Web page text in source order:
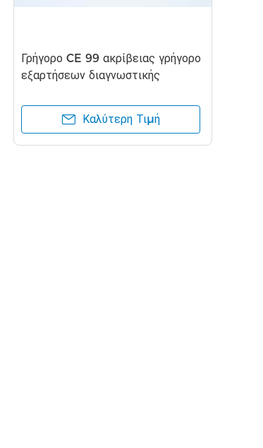
Γρήγορο CE 99 ακρίβειας γρήγορο
εξαρτήσεων διαγνωστικής
Καλύτερη Τιμή